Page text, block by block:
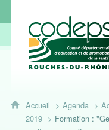
Accueil Agenda
2019
Formation :